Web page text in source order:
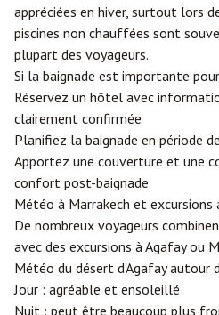
appréciées en hiver, surtout lors
piscines non chauffées sont
plupart des voyageurs.
Si la baignade est importante
Réservez un hôtel avec
clairement confirmée
Planifiez la baignade en période
Apportez une couverture et une
confort post-baignade
Météo à Marrakech et excursions
De nombreux voyageurs
avec des excursions à Agafay ou
Météo du désert d'Agafay autour
Jour : agréable et ensoleillé
Nuit : peut être beaucoup plus